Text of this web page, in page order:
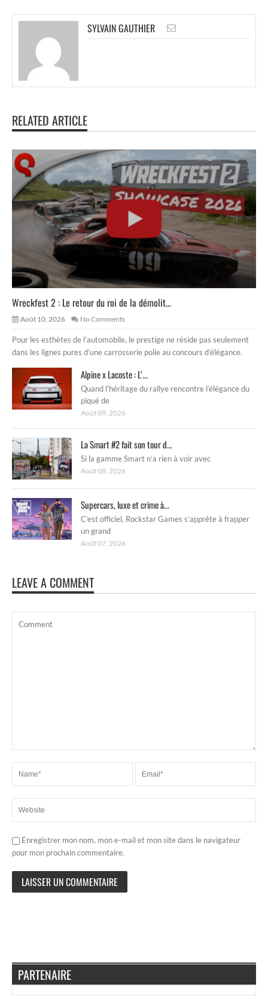
SYLVAIN GAUTHIER
RELATED ARTICLE
Wreckfest 2 : Le retour du roi de la démolit...
Août 10, 2026 No Comments
Pour les esthètes de l’automobile, le prestige ne réside pas seulement
dans les lignes pures d’une carrosserie polie au concours d’élégance.
Alpine x Lacoste : L’...
Quand l’héritage du rallye rencontre l’élégance du
piqué de
Août 09, 2026
La Smart #2 fait son tour d...
Si la gamme Smart n’a rien à voir avec
Août 08, 2026
Supercars, luxe et crime à...
C’est officiel, Rockstar Games s’apprête à frapper
un grand
Août 07, 2026
LEAVE A COMMENT
Enregistrer mon nom, mon e-mail et mon site dans le navigateur
pour mon prochain commentaire.
PARTENAIRE